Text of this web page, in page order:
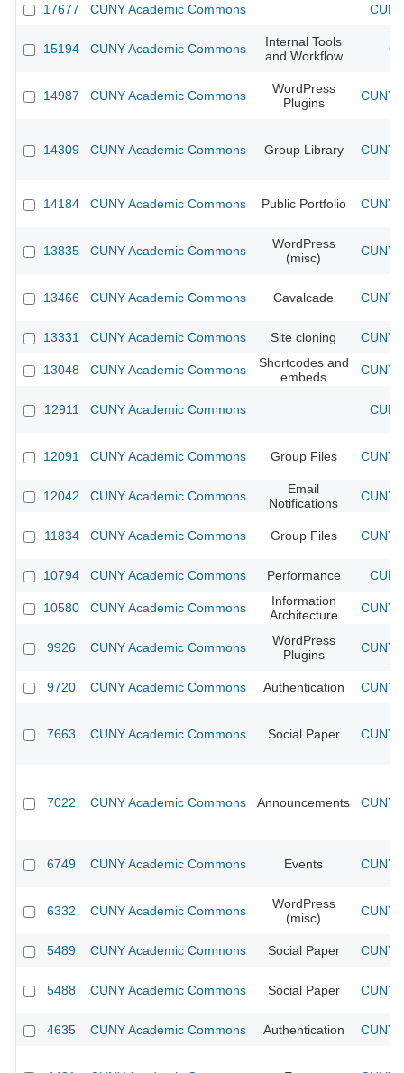
17677 CUNY Academic Commons
15194 CUNY Academic Commons
Internal Tools
and Workflow
14987 CUNY Academic Commons
WordPress
Plugins
CUNY
14309 CUNY Academic Commons Group Library CUNY
14184 CUNY Academic Commons Public Portfolio CUNY
13835 CUNY Academic Commons
WordPress
(misc)
CUNY
13466 CUNY Academic Commons Cavalcade CUNY
13331 CUNY Academic Commons Site cloning CUNY
13048 CUNY Academic Commons
Shortcodes and
embeds
CUNY
12911 CUNY Academic Commons
12091 CUNY Academic Commons Group Files CUNY
12042 CUNY Academic Commons
Email
Notifications
CUNY
11834 CUNY Academic Commons Group Files CUNY
10794 CUNY Academic Commons Performance
10580 CUNY Academic Commons
Information
Architecture
CUNY
9926 CUNY Academic Commons
WordPress
Plugins
CUNY
9720 CUNY Academic Commons Authentication CUNY
7663 CUNY Academic Commons Social Paper CUNY
7022 CUNY Academic Commons Announcements CUNY
6749 CUNY Academic Commons Events CUNY
6332 CUNY Academic Commons
WordPress
(misc)
CUNY
5489 CUNY Academic Commons Social Paper CUNY
5488 CUNY Academic Commons Social Paper CUNY
4635 CUNY Academic Commons Authentication CUNY